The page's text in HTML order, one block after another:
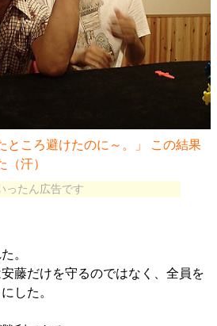
ところ避けたのに～。」 この結果
汗）
ったん広告です
。
藤だけを守るのではなく、全員を
した。